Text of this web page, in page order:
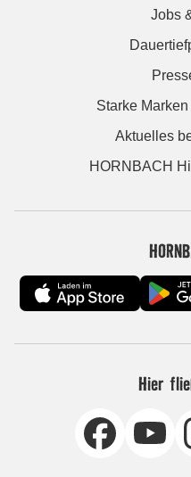
Jobs
Starke
Aktuelles
HORNBACH
Hier